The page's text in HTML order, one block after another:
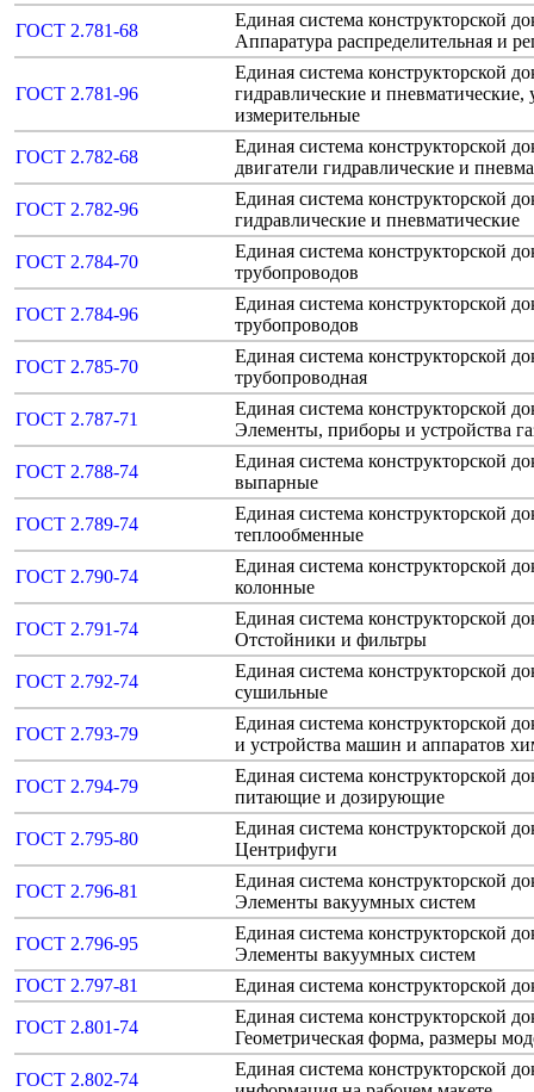
ГОСТ 2.781-68
Единая система конструкторской
Аппаратура распределительная и
ГОСТ 2.781-96
Единая система конструкторской
гидравлические и
измерительные
ГОСТ 2.782-68
Единая система конструкторской
двигатели гидравлические и
ГОСТ 2.782-96
Единая система конструкторской
гидравлические и пневматические
ГОСТ 2.784-70
Единая система конструкторской
трубопроводов
ГОСТ 2.784-96
Единая система конструкторской
трубопроводов
ГОСТ 2.785-70
Единая система конструкторской
трубопроводная
ГОСТ 2.787-71
Единая система конструкторской
Элементы, приборы и устройства
ГОСТ 2.788-74
Единая система конструкторской
выпарные
ГОСТ 2.789-74
Единая система конструкторской
теплообменные
ГОСТ 2.790-74
Единая система конструкторской
колонные
ГОСТ 2.791-74
Единая система конструкторской
Отстойники и фильтры
ГОСТ 2.792-74
Единая система конструкторской
сушильные
ГОСТ 2.793-79
Единая система конструкторской
и устройства машин и аппаратов
ГОСТ 2.794-79
Единая система конструкторской
питающие и дозирующие
ГОСТ 2.795-80
Единая система конструкторской
Центрифуги
ГОСТ 2.796-81
Единая система конструкторской
Элементы вакуумных систем
ГОСТ 2.796-95
Единая система конструкторской
Элементы вакуумных систем
ГОСТ 2.797-81
Единая система конструкторской
ГОСТ 2.801-74
Единая система конструкторской
Геометрическая форма, размеры
ГОСТ 2.802-74
Единая система конструкторской